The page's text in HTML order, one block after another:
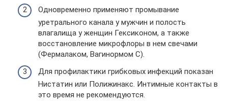
Одновременно применяют промывание
уретрального канала у мужчин и полость
влагалища у женщин Гексиконом, а также
восстановление микрофлоры в нем свечами
(Фермалаком, Вагинормом С).
Для профилактики грибковых инфекций показан
Нистатин или Полижинакс. Интимные контакты в
это время не рекомендуются.